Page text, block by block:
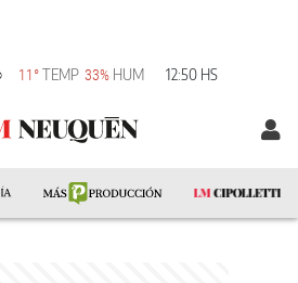
11°TEMP 33% HUM 12:50 HS